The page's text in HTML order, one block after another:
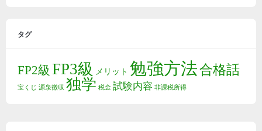
タグ
FP2級 FP3級 メリット 勉強方法合格話
宝くじ 源泉徴収 独学 税金 試験内容 非課税所得